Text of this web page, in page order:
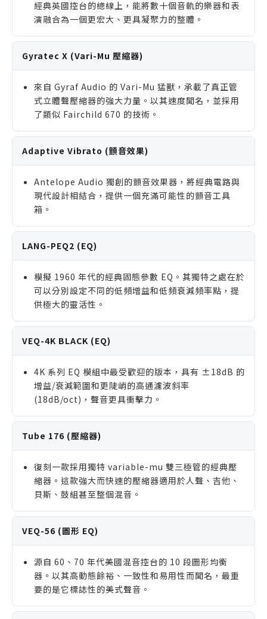
經典英國控台的總線上，能將數十個音軌的樂器和表
演融合為一個更宏大、更具凝聚力的整體。
Gyratec X (Vari-Mu 壓縮器)
來自 Gyraf Audio 的 Vari-Mu 猛獸，承載了真正管
式立體聲壓縮器的強大力量。以其速度聞名，並採用
了類似 Fairchild 670 的技術。
Adaptive Vibrato (顫音效果)
Antelope Audio 獨創的顫音效果器，將經典電路與
現代設計相結合，提供一個充滿可能性的顫音工具
箱。
LANG-PEQ2 (EQ)
模擬 1960 年代的經典固態參數 EQ。其獨特之處在於
可以分別設定不同的低頻增益和低頻衰減頻率點，提
供極大的靈活性。
VEQ-4K BLACK (EQ)
4K 系列 EQ 模組中最受歡迎的版本，具有 ±18dB 的
增益/衰減範圍和更陡峭的高通濾波斜率
(18dB/oct)，聲音更具衝擊力。
Tube 176 (壓縮器)
復刻一款採用獨特 variable-mu 雙三極管的經典壓
縮器。這款強大而快速的壓縮器適用於人聲、吉他、
貝斯、鼓組甚至整個混音。
VEQ-56 (圖形 EQ)
源自 60、70 年代美國混音控台的 10 段圖形均衡
器。以其高動態餘裕、一致性和易用性而聞名，最重
要的是它標誌性的美式聲音。